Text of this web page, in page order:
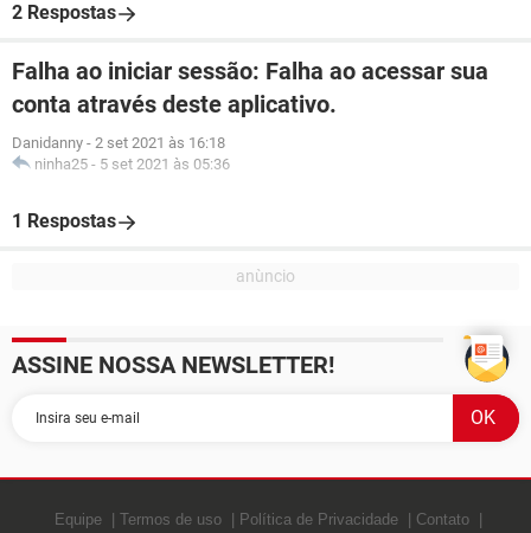
2 Respostas
Falha ao iniciar sessão: Falha ao acessar sua
conta através deste aplicativo.
Danidanny - 2 set 2021 às 16:18
ninha25 - 5 set 2021 às 05:36
1 Respostas
ASSINE NOSSA NEWSLETTER!
Equipe Termos de uso Política de Privacidade Contato